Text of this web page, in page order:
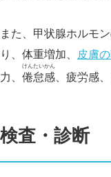
また、甲状腺ホルモ
り、体重増加、 皮膚
力、 倦怠感
けんたいかん
、疲労感
検査・診断